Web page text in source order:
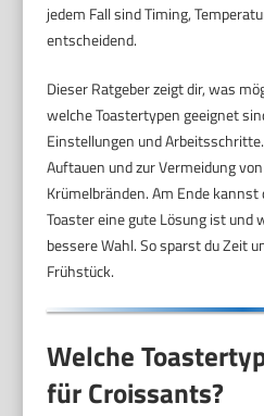
jedem Fall sind Timing,
entscheidend.
Dieser Ratgeber zeigt dir, was
welche Toastertypen geeignet
Einstellungen und
Auftauen und zur Vermeidung
Krümelbränden. Am Ende
Toaster eine gute Lösung ist und
bessere Wahl. So sparst du Zeit
Frühstück.
Welche
für Croissants?